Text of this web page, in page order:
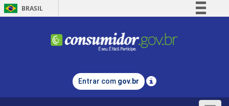
BRASIL
Comunica BR
Legislação
Entrar com gov.br